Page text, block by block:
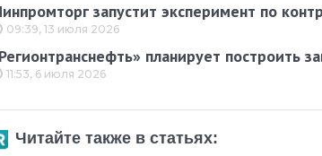
запустит эксперимент по
09:39, 13 июля 2026
планирует построить
11:53, 6 июля 2026
Читайте также в статьях: